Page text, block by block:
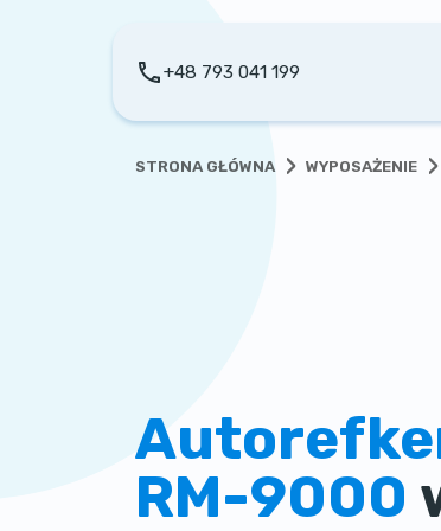
+48 793 041 199
STRONA GŁÓWNA › WYPOSAŻENIE ›
RM-9000